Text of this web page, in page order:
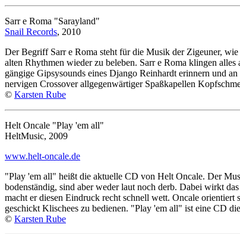
Sarr e Roma "Sarayland"
Snail Records, 2010
Der Begriff Sarr e Roma steht für die Musik der Zigeuner,
alten Rhythmen wieder zu beleben. Sarr e Roma klingen
gängige Gipsysounds eines Django Reinhardt erinnern und
nervigen Crossover allgegenwärtiger Spaßkapellen
© Karsten Rube
Helt Oncale "Play 'em all"
HeltMusic, 2009
www.helt-oncale.de
"Play 'em all" heißt die aktuelle CD von Helt Oncale. Der
bodenständig, sind aber weder laut noch derb. Dabei wirkt
macht er diesen Eindruck recht schnell wett. Oncale
geschickt Klischees zu bedienen. "Play 'em all" ist eine CD
© Karsten Rube